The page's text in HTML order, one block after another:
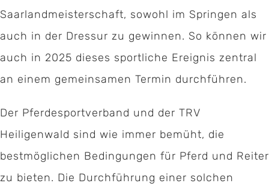
Saarlandmeisterschaft, sowohl im Springen als
auch in der Dressur zu gewinnen. So können wir
auch in 2025 dieses sportliche Ereignis zentral
an einem gemeinsamen Termin durchführen.
Der Pferdesportverband und der TRV
Heiligenwald sind wie immer bemüht, die
bestmöglichen Bedingungen für Pferd und Reiter
zu bieten. Die Durchführung einer solchen